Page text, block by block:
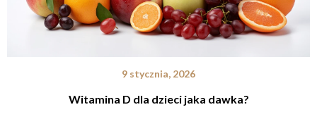
9 stycznia, 2026
Witamina D dla dzieci jaka dawka?